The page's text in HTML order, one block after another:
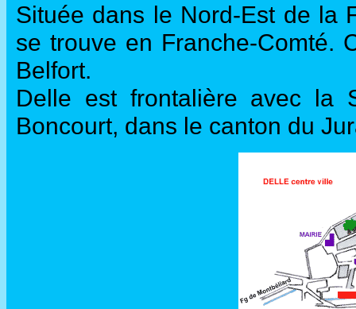
Située dans le Nord-Est de la
se trouve en Franche-Comté.
Belfort.
Delle est frontalière avec la
Boncourt, dans le canton du